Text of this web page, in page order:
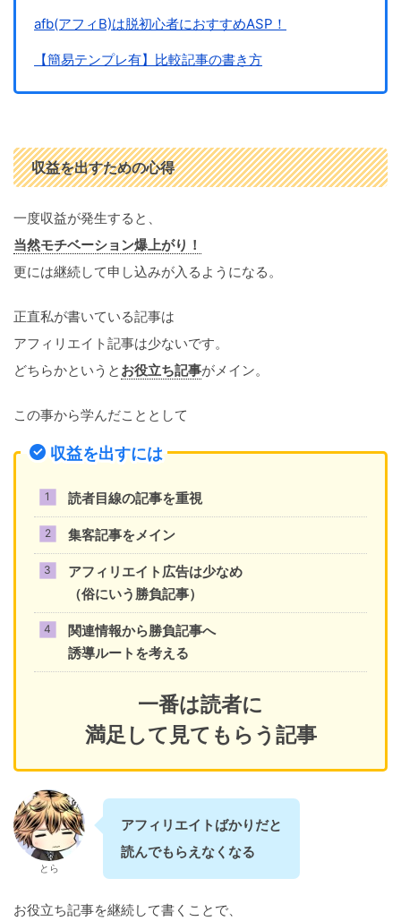
afb(アフィB)は脱初心者におすすめASP！
【簡易テンプレ有】比較記事の書き方
収益を出すための心得
一度収益が発生すると、
当然モチベーション爆上がり！
更には継続して申し込みが入るようになる。
正直私が書いている記事は
アフィリエイト記事は少ないです。
どちらかというと お役立ち記事がメイン。
この事から学んだこととして
収益を出すには
読者目線の記事を重視
集客記事をメイン
アフィリエイト広告は少なめ
（俗にいう勝負記事）
関連情報から勝負記事へ
誘導ルートを考える
一番は読者に
満足して見てもらう記事
とら
アフィリエイトばかりだと
読んでもらえなくなる
お役立ち記事を継続して書くことで、